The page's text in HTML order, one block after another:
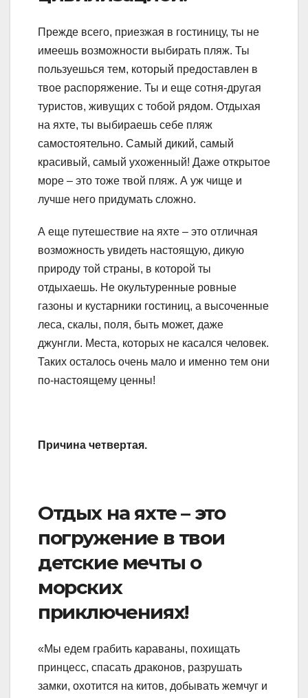
Прежде всего, приезжая в гостиницу, ты не
имеешь возможности выбирать пляж. Ты
пользуешься тем, который предоставлен в
твое распоряжение. Ты и еще сотня-другая
туристов, живущих с тобой рядом. Отдыхая
на яхте, ты выбираешь себе пляж
самостоятельно. Самый дикий, самый
красивый, самый ухоженный! Даже открытое
море – это тоже твой пляж. А уж чище и
лучше него придумать сложно.
А еще путешествие на яхте – это отличная
возможность увидеть настоящую, дикую
природу той страны, в которой ты
отдыхаешь. Не окультуренные ровные
газоны и кустарники гостиниц, а высоченные
леса, скалы, поля, быть может, даже
джунгли. Места, которых не касался человек.
Таких осталось очень мало и именно тем они
по-настоящему ценны!
Причина четвертая.
Отдых на яхте – это
погружение в твои
детские мечты о
морских
приключениях!
«Мы едем грабить караваны, похищать
принцесс, спасать драконов, разрушать
замки, охотится на китов, добывать жемчуг и